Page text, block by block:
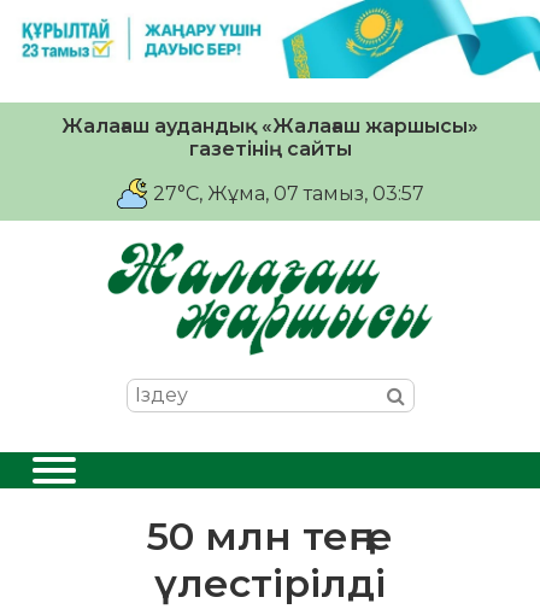
Жалағаш аудандық «Жалағаш жаршысы»
газетінің сайты
27°C, Жұма, 07 тамыз, 03:57
50 млн теңге
үлестірілді